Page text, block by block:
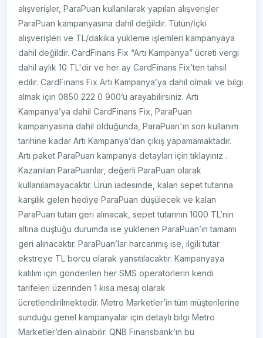
alışverişler, ParaPuan kullanılarak yapılan alışverişler
ParaPuan kampanyasına dahil değildir. Tütün/İçki
alışverişleri ve TL/dakika yükleme işlemleri kampanyaya
dahil değildir. CardFinans Fix “Artı Kampanya” ücreti vergi
dahil aylık 10 TL'dir ve her ay CardFinans Fix’ten tahsil
edilir. CardFinans Fix Artı Kampanya’ya dahil olmak ve bilgi
almak için 0850 222 0 900’u arayabilirsiniz. Artı
Kampanya’ya dahil CardFinans Fix, ParaPuan
kampanyasına dahil olduğunda, ParaPuan'ın son kullanım
tarihine kadar Artı Kampanya’dan çıkış yapamamaktadır.
Artı paket ParaPuan kampanya detayları için tıklayınız .
Kazanılan ParaPuanlar, değerli ParaPuan olarak
kullanılamayacaktır. Ürün iadesinde, kalan sepet tutarına
karşılık gelen hediye ParaPuan düşülecek ve kalan
ParaPuan tutarı geri alınacak, sepet tutarının 1000 TL’nin
altına düştüğü durumda ise yüklenen ParaPuan’ın tamamı
geri alınacaktır. ParaPuan’lar harcanmış ise, ilgili tutar
ekstreye TL borcu olarak yansıtılacaktır. Kampanyaya
katılım için gönderilen her SMS operatörlerin kendi
tarifeleri üzerinden 1 kısa mesaj olarak
ücretlendirilmektedir. Metro Marketler’in tüm müşterilerine
sunduğu genel kampanyalar için detaylı bilgi Metro
Marketler’den alınabilir. QNB Finansbank’ın bu